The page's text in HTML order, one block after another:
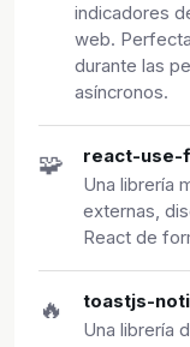
indicadores
web.
durante las
asíncronos.
🧩 react-use-
Una librería
externas,
React de
🔥 toastjs-
Una librería